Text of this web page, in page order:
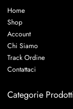
Categorie
Home
Shop
Account
Chi Siamo
Track Ordine
Contattaci